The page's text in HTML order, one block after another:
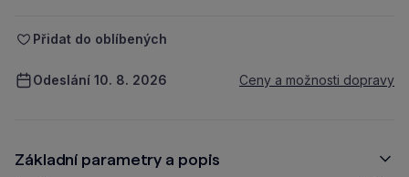
Přidat do oblíbených
Odeslání 10. 8. 2026 Ceny a možnosti dopravy
Základní parametry a popis